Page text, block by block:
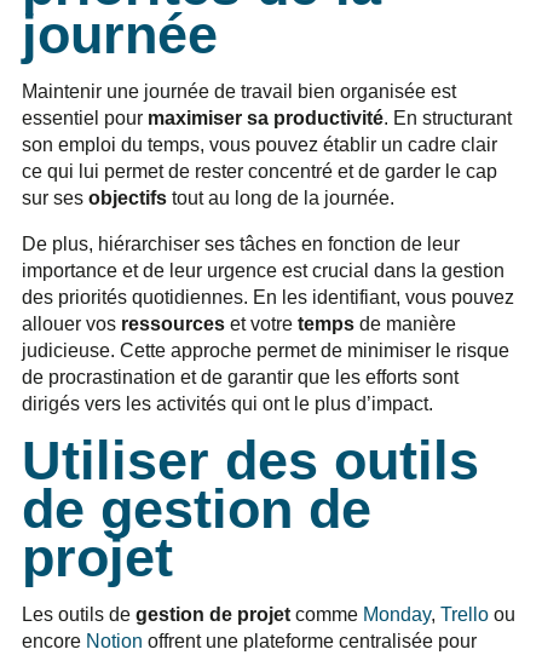
journée
Maintenir une journée de travail bien organisée est
essentiel pour maximiser sa productivité. En structurant
son emploi du temps, vous pouvez établir un cadre clair
ce qui lui permet de rester concentré et de garder le cap
sur ses objectifs tout au long de la journée.
De plus, hiérarchiser ses tâches en fonction de leur
importance et de leur urgence est crucial dans la gestion
des priorités quotidiennes. En les identifiant, vous pouvez
allouer vos ressources et votre temps de manière
judicieuse. Cette approche permet de minimiser le risque
de procrastination et de garantir que les efforts sont
dirigés vers les activités qui ont le plus d’impact.
Utiliser des outils
de gestion de
projet
Les outils de gestion de projet comme Monday, Trello ou
encore Notion offrent une plateforme centralisée pour